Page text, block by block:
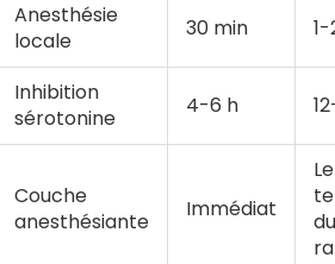
Anesthésie
locale
30 min
Inhibition
sérotonine
4-6 h
Couche
anesthésiante
Immédiat
Le
du